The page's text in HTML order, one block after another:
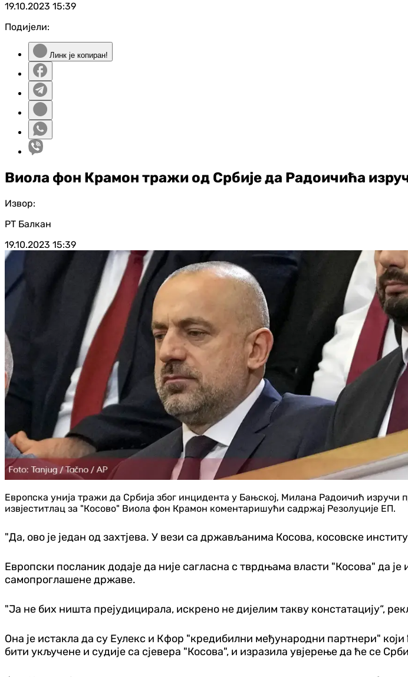
19.10.2023 15:39
Подијели:
Линк је копиран!
Виола фон Крамон тражи од Србије да Радоичића
Извор:
РТ Балкан
19.10.2023 15:39
Европска унија тражи да Србија због инцидента у Бањској, Милана Радоичић
извјеститлац за "Косово" Виола фон Крамон коментаришући садржај Резолуције ЕП.
"Да, ово је један од захтјева. У вези са држављанима Косова, косовске
Европски посланик додаје да није сагласна с тврдњама власти "Косова" да
самопроглашене државе.
"Ја не бих ништа прејудицирала, искрено не дијелим такву констатацију“,
Она је истакла да су Еулекс и Кфор "кредибилни међународни партнери"
бити укључене и судије са сјевера "Косова", и изразила увјерење да ће се